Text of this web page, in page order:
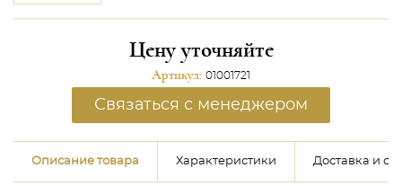
Цену уточняйте
Артикул: 01001721
Связаться с менеджером
Описание товара Характеристики Доставка и